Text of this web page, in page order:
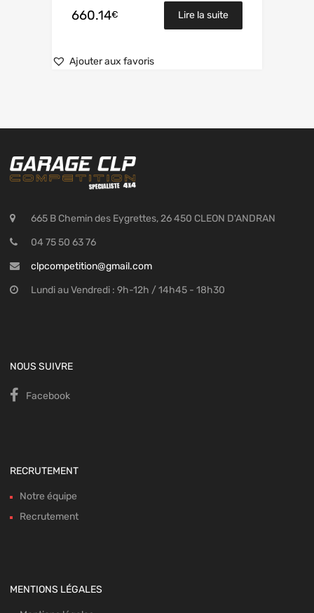
660.14€ Lire la suite
Ajouter aux favoris
665 B Chemin des Eygrettes, 26 450 CLEON D'ANDRAN
04 75 50 63 76
clpcompetition@gmail.com
Lundi au Vendredi : 9h-12h / 14h45 - 18h30
NOUS SUIVRE
Facebook
RECRUTEMENT
Notre équipe
Recrutement
MENTIONS LÉGALES